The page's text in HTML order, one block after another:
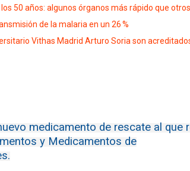
50 años: algunos órganos más rápido que otros
de la malaria en un 26 %
Vithas Madrid Arturo Soria son
medicamento de rescate al que
y Medicamentos de